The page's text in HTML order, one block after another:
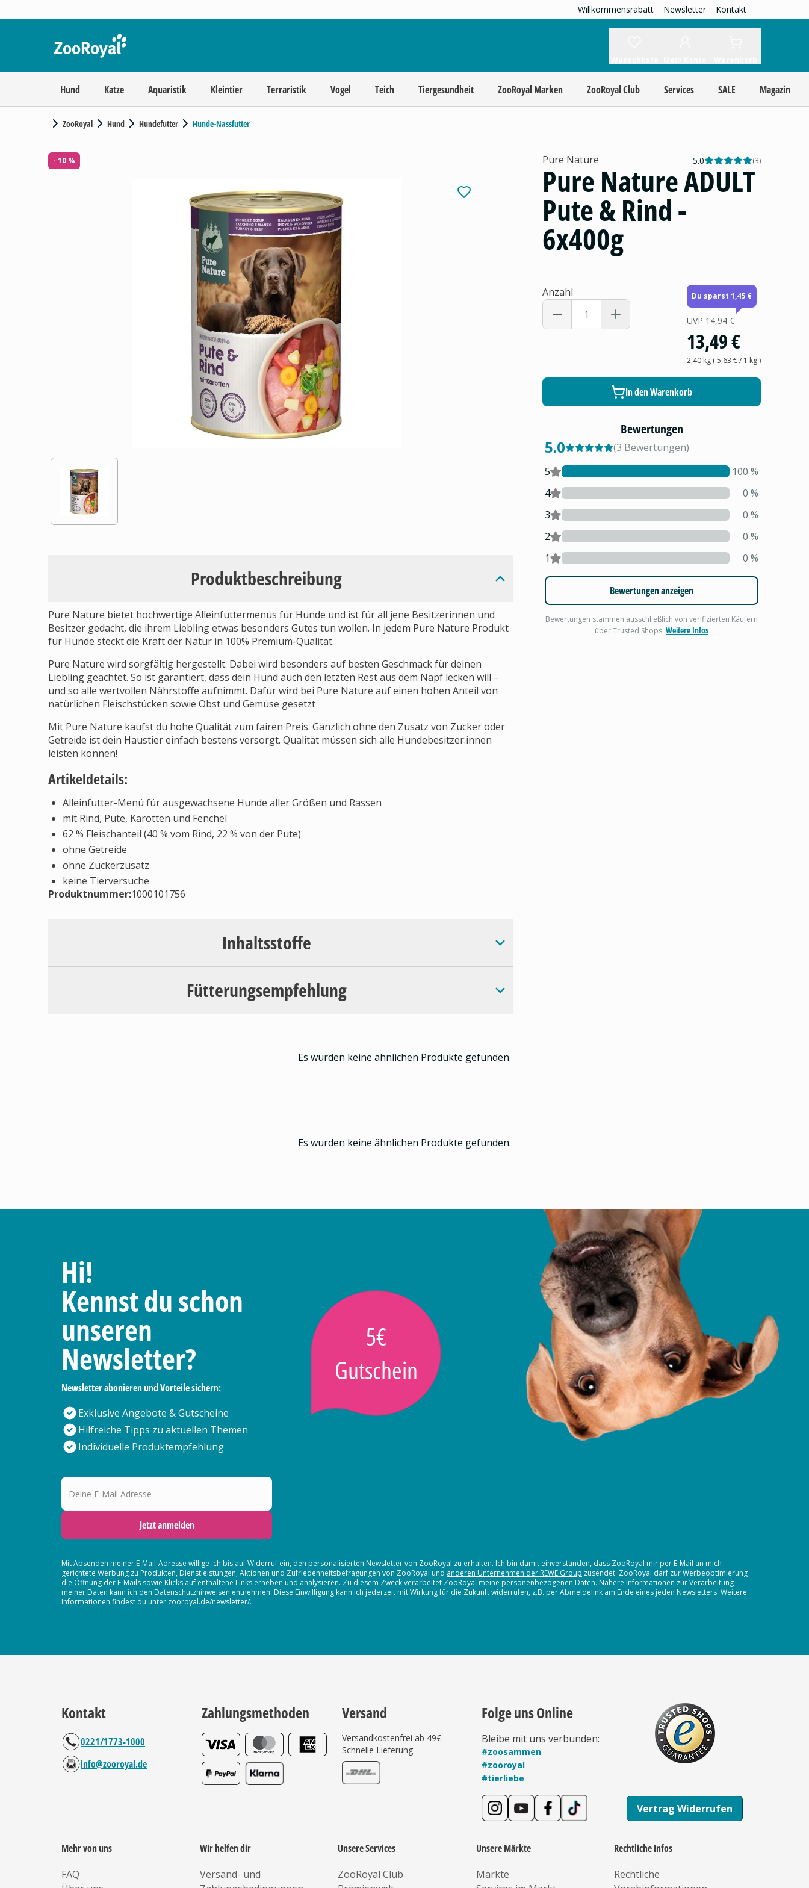
Willkommensrabatt Newsletter Kontakt
Hund Katze Aquaristik Kleintier Terraristik Vogel Teich Tiergesundheit ZooRoyal Marken ZooRoyal Club Services SALE Magazin
ZooRoyal Hund Hundefutter Hunde-Nassfutter
- 10 %
Produktbeschreibung
Pure Nature bietet hochwertige Alleinfuttermenüs für Hunde und ist für all jene Besitzerinnen und
Besitzer gedacht, die ihrem Liebling etwas besonders Gutes tun wollen. In jedem Pure Nature Produkt
für Hunde steckt die Kraft der Natur in 100% Premium-Qualität.
Pure Nature wird sorgfältig hergestellt. Dabei wird besonders auf besten Geschmack für deinen
Liebling geachtet. So ist garantiert, dass dein Hund auch den letzten Rest aus dem Napf lecken will –
und so alle wertvollen Nährstoffe aufnimmt. Dafür wird bei Pure Nature auf einen hohen Anteil von
natürlichen Fleischstücken sowie Obst und Gemüse gesetzt
Mit Pure Nature kaufst du hohe Qualität zum fairen Preis. Gänzlich ohne den Zusatz von Zucker oder
Getreide ist dein Haustier einfach bestens versorgt. Qualität müssen sich alle Hundebesitzer:innen
leisten können!
Artikeldetails:
Alleinfutter-Menü für ausgewachsene Hunde aller Größen und Rassen
mit Rind, Pute, Karotten und Fenchel
62 % Fleischanteil (40 % vom Rind, 22 % von der Pute)
ohne Getreide
ohne Zuckerzusatz
keine Tierversuche
Produktnummer:1000101756
Inhaltsstoffe
Fütterungsempfehlung
Pure Nature 5.0 (3)
Pure Nature ADULT
Pute & Rind -
6x400g
Anzahl Du sparst 1,45 €
UVP 14,94 €
13,49 €
2,40 kg(5,63 €/ 1 kg)
In den Warenkorb
Bewertungen
5.0 (3 Bewertungen)
5
100 %
4
0 %
3
0 %
2
0 %
1
0 %
Bewertungen anzeigen
Bewertungen stammen ausschließlich von verifizierten Käufern
über Trusted Shops.Weitere Infos
Es wurden keine ähnlichen Produkte gefunden.
Es wurden keine ähnlichen Produkte gefunden.
Hi!
Kennst du schon
unseren
Newsletter?
Newsletter abonieren und Vorteile sichern:
Exklusive Angebote & Gutscheine
Hilfreiche Tipps zu aktuellen Themen
Individuelle Produktempfehlung
5€
Gutschein
Deine E-Mail Adresse
Jetzt anmelden
Mit Absenden meiner E-Mail-Adresse willige ich bis auf Widerruf ein, den personalisierten Newslettervon ZooRoyal zu erhalten. Ich bin damit einverstanden, dass ZooRoyal mir per E-Mail an mich
gerichtete Werbung zu Produkten, Dienstleistungen, Aktionen und Zufriedenheitsbefragungen von ZooRoyal und anderen Unternehmen der REWE Group zusendet. ZooRoyal darf zur Werbeoptimierung
die Öffnung der E-Mails sowie Klicks auf enthaltene Links erheben und analysieren. Zu diesem Zweck verarbeitet ZooRoyal meine personenbezogenen Daten. Nähere Informationen zur Verarbeitung
meiner Daten kann ich den Datenschutzhinweisen entnehmen. Diese Einwilligung kann ich jederzeit mit Wirkung für die Zukunft widerrufen, z.B. per Abmeldelink am Ende eines jeden Newsletters. Weitere
Informationen findest du unter zooroyal.de/newsletter/.
Kontakt
0221/1773-1000
info@zooroyal.de
Zahlungsmethoden Versand
Versandkostenfrei ab 49€
Schnelle Lieferung
Folge uns Online
Bleibe mit uns verbunden:
#zoosammen
#zooroyal
#tierliebe
Vertrag Widerrufen
Mehr von uns
FAQ
Wir helfen dir
Versand- und
Unsere Services
ZooRoyal Club
Unsere Märkte
Märkte
Rechtliche Infos
Rechtliche